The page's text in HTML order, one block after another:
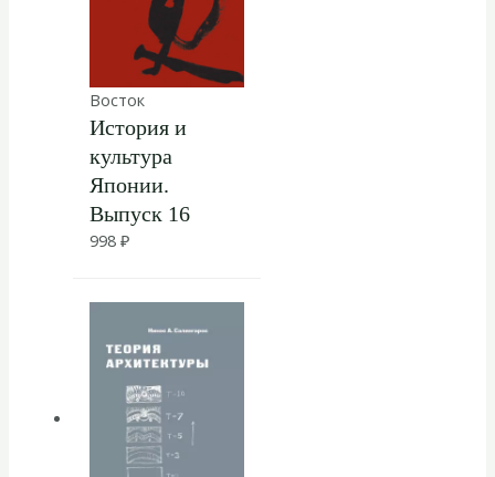
Восток
История и
культура
Японии.
Выпуск 16
998 ₽